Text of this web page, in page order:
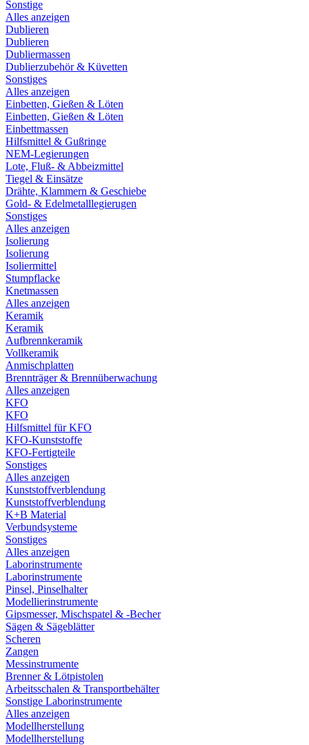
Sonstige
Alles anzeigen
Dublieren
Dublieren
Dubliermassen
Dublierzubehör & Küvetten
Sonstiges
Alles anzeigen
Einbetten, Gießen & Löten
Einbetten, Gießen & Löten
Einbettmassen
Hilfsmittel & Gußringe
NEM-Legierungen
Lote, Fluß- & Abbeizmittel
Tiegel & Einsätze
Drähte, Klammern & Geschiebe
Gold- & Edelmetalllegierugen
Sonstiges
Alles anzeigen
Isolierung
Isolierung
Isoliermittel
Stumpflacke
Knetmassen
Alles anzeigen
Keramik
Keramik
Aufbrennkeramik
Vollkeramik
Anmischplatten
Brennträger & Brennüberwachung
Alles anzeigen
KFO
KFO
Hilfsmittel für KFO
KFO-Kunststoffe
KFO-Fertigteile
Sonstiges
Alles anzeigen
Kunststoffverblendung
Kunststoffverblendung
K+B Material
Verbundsysteme
Sonstiges
Alles anzeigen
Laborinstrumente
Laborinstrumente
Pinsel, Pinselhalter
Modellierinstrumente
Gipsmesser, Mischspatel & -Becher
Sägen & Sägeblätter
Scheren
Zangen
Messinstrumente
Brenner & Lötpistolen
Arbeitsschalen & Transportbehälter
Sonstige Laborinstrumente
Alles anzeigen
Modellherstellung
Modellherstellung